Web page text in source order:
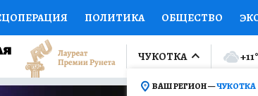
ПОЛИТИКА ОБЩЕСТВО
СПОРТ КОЛУМНИСТЫ
ФИНАНСЫ ОТКРЫВАЕМ МИР Я
ЧУКОТКА
ВАШ РЕГИОН —ЧУКОТКА
+11°